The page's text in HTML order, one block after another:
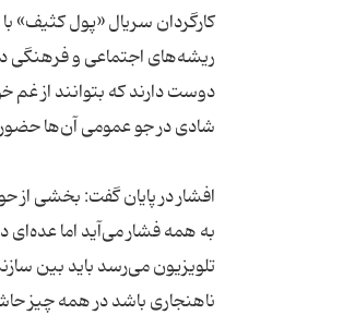
کارگردان سریال «پول کثیف» با
ریشه‌های اجتماعی و فرهنگی
دوست دارند که بتوانند از غم
شادی در جو عمومی آن‌ها حضور
افشار در پایان گفت: بخشی از
به همه فشار می‌آید اما
تلویزیون می‌رسد باید بین
ناهنجاری باشد در همه چیز